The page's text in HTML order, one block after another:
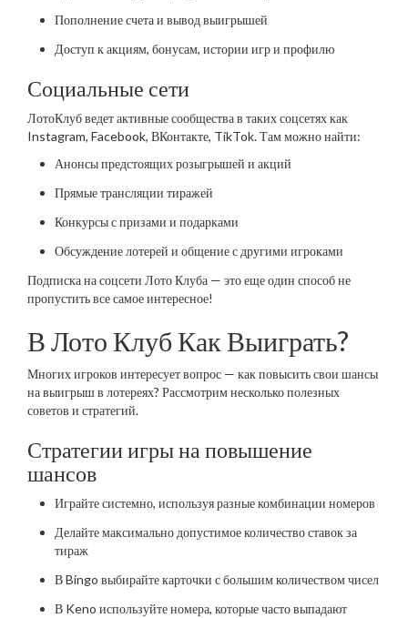
Пополнение счета и вывод выигрышей
Доступ к акциям, бонусам, истории игр и профилю
Социальные сети
ЛотоКлуб ведет активные сообщества в таких соцсетях как
Instagram, Facebook, ВКонтакте, TikTok. Там можно найти:
Анонсы предстоящих розыгрышей и акций
Прямые трансляции тиражей
Конкурсы с призами и подарками
Обсуждение лотерей и общение с другими игроками
Подписка на соцсети Лото Клуба — это еще один способ не
пропустить все самое интересное!
В Лото Клуб Как Выиграть?
Многих игроков интересует вопрос — как повысить свои шансы
на выигрыш в лотереях? Рассмотрим несколько полезных
советов и стратегий.
Стратегии игры на повышение
шансов
Играйте системно, используя разные комбинации номеров
Делайте максимально допустимое количество ставок за
тираж
В Bingo выбирайте карточки с большим количеством чисел
В Keno используйте номера, которые часто выпадают